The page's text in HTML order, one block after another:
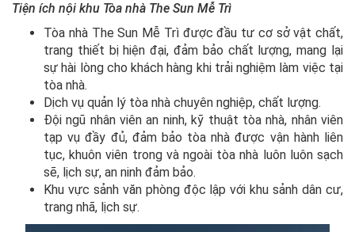
Tiện ích nội khu Tòa nhà The Sun Mễ Trì
Tòa nhà The Sun Mễ Trì được đầu tư cơ sở vật chất,
trang thiết bị hiện đại, đảm bảo chất lượng, mang lại
sự hài lòng cho khách hàng khi trải nghiệm làm việc tại
tòa nhà.
Dịch vụ quản lý tòa nhà chuyên nghiệp, chất lượng.
Đội ngũ nhân viên an ninh, kỹ thuật tòa nhà, nhân viên
tạp vụ đầy đủ, đảm bảo tòa nhà được vận hành liên
tục, khuôn viên trong và ngoài tòa nhà luôn luôn sạch
sẽ, lịch sự, an ninh đảm bảo.
Khu vực sảnh văn phòng độc lập với khu sảnh dân cư,
trang nhã, lịch sự.